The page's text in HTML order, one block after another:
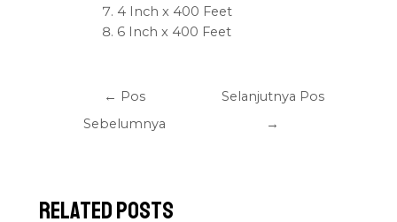
4 Inch x 400 Feet
6 Inch x 400 Feet
← Pos
Sebelumnya
Selanjutnya Pos
→
Related Posts